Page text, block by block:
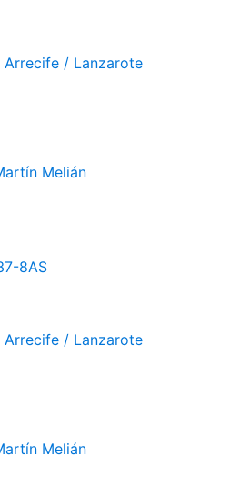
Arrecife / Lanzarote
Melián
8AS
Arrecife / Lanzarote
Melián